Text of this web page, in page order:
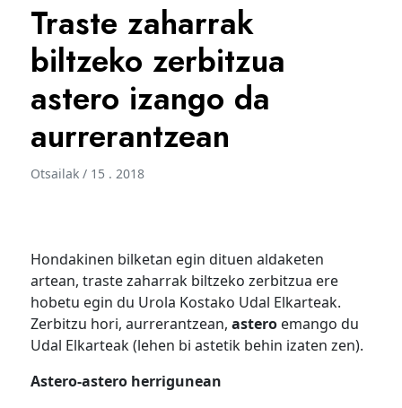
Traste zaharrak
biltzeko zerbitzua
astero izango da
aurrerantzean
Otsailak / 15 . 2018
Hondakinen bilketan egin dituen aldaketen
artean, traste zaharrak biltzeko zerbitzua ere
hobetu egin du Urola Kostako Udal Elkarteak.
Zerbitzu hori, aurrerantzean,astero emango du
Udal Elkarteak (lehen bi astetik behin izaten zen).
Astero-astero herrigunean